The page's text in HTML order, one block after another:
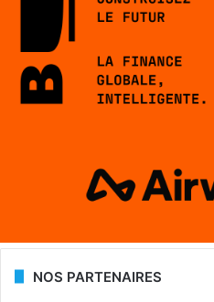
NOS PARTENAIRES